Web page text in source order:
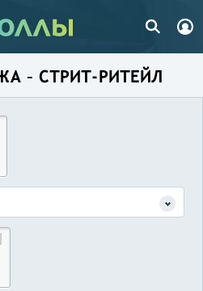
– СТРИТ-РИТЕЙЛ